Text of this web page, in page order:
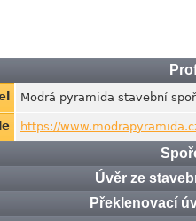
Modrá pyramida stavební
https://
Úvěr ze
Překlenovací